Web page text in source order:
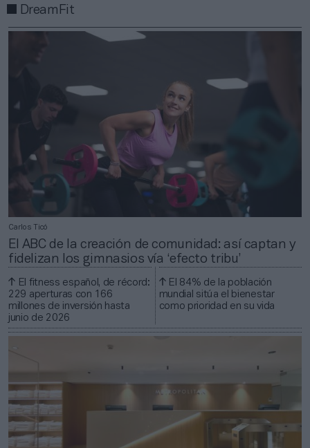
DreamFit
Carlos Ticó
El ABC de la creación de comunidad: así captan y
fidelizan los gimnasios vía ‘efecto tribu’
El fitness español, de récord:
229 aperturas con 166
millones de inversión hasta
junio de 2026
El 84% de la población
mundial sitúa el bienestar
como prioridad en su vida